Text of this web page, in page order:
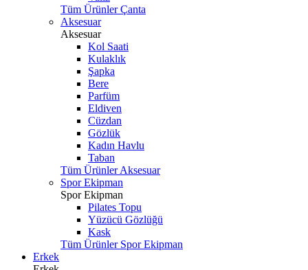
Tüm Ürünler Çanta
Aksesuar
Aksesuar
Kol Saati
Kulaklık
Şapka
Bere
Parfüm
Eldiven
Cüzdan
Gözlük
Kadın Havlu
Taban
Tüm Ürünler Aksesuar
Spor Ekipman
Spor Ekipman
Pilates Topu
Yüzücü Gözlüğü
Kask
Tüm Ürünler Spor Ekipman
Erkek